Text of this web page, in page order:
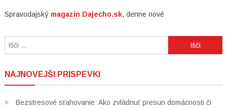
Spravodajský magazín Dajecho.sk, denne nové
NAJNOVEJŠI PRISPEVKI
Bezstresové sťahovanie: Ako zvládnuť presun domácnosti či